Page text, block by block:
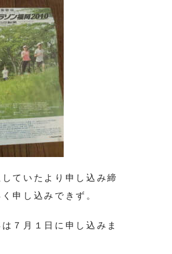
ていたより申し込み締
申し込みできず。
７月１日に申し込みま